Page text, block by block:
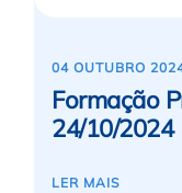
04 OUTUBRO
Formação
24/10/2024
LER MAIS